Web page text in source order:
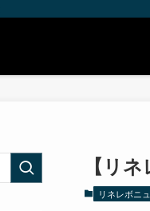
【リ
リネレボニ